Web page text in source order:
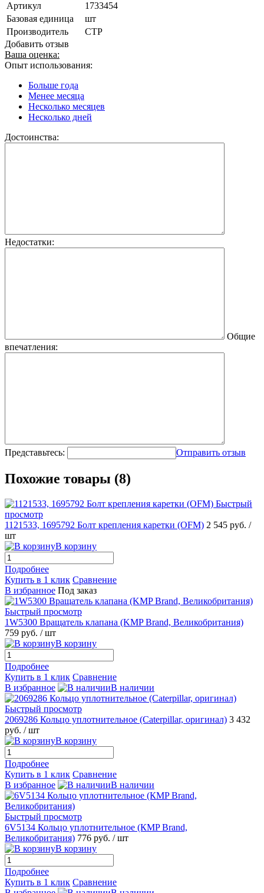
Артикул
1733454
Базовая единица
шт
Производитель
CTP
Добавить отзыв
Ваша оценка:
Опыт использования:
Больше года
Менее месяца
Несколько месяцев
Несколько дней
Достоинства:
Недостатки:
Общие
впечатления:
Представьтесь: Отправить отзыв
Похожие товары (8)
Быстрый
просмотр
1121533, 1695792 Болт крепления каретки (OFM) 2 545 руб. /
шт
В корзину
Подробнее
Купить в 1 клик Сравнение
В избранное Под заказ
Быстрый просмотр
1W5300 Вращатель клапана (KMP Brand, Великобритания)
759 руб. / шт
В корзину
Подробнее
Купить в 1 клик Сравнение
В избранное
В наличии
Быстрый просмотр
2069286 Кольцо уплотнительное (Caterpillar, оригинал) 3 432
руб. / шт
В корзину
Подробнее
Купить в 1 клик Сравнение
В избранное
В наличии
Быстрый просмотр
6V5134 Кольцо уплотнительное (КMP Brand,
Великобритания) 776 руб. / шт
В корзину
Подробнее
Купить в 1 клик Сравнение